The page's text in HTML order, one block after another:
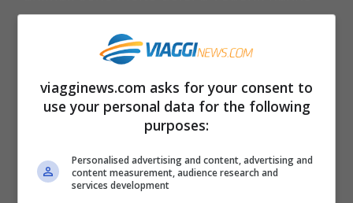
una lunga coda soffice che tengono in aria
mentre cercano il cibo per il cibo.
regalo dategli un po’ di frutta fresca, ne
Dove trovarli: Nel nord, in particolare in
viagginews.com asks for your consent to
use your personal data for the following
purposes:
Personalised advertising and content, advertising and
content measurement, audience research and
services development